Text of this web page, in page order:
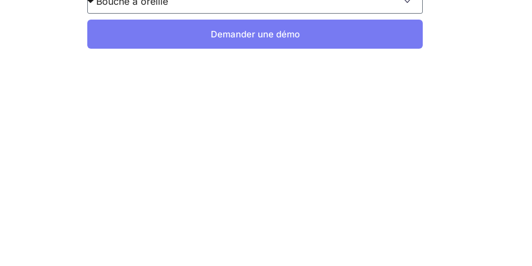
Demander une démo